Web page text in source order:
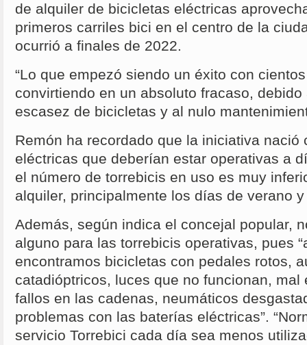
de alquiler de bicicletas eléctricas
primeros carriles bici en el centro de la
ocurrió a finales de 2022.
“Lo que empezó siendo un éxito con
convirtiendo en un absoluto fracaso,
escasez de bicicletas y al nulo
Remón ha recordado que la iniciativa nació
eléctricas que deberían estar operativas a
el número de torrebicis en uso es muy
alquiler, principalmente los días de verano
Además, según indica el concejal popular,
alguno para las torrebicis operativas, pues
encontramos bicicletas con pedales rotos,
catadióptricos, luces que no funcionan, mal
fallos en las cadenas, neumáticos
problemas con las baterías eléctricas”.
servicio Torrebici cada día sea menos